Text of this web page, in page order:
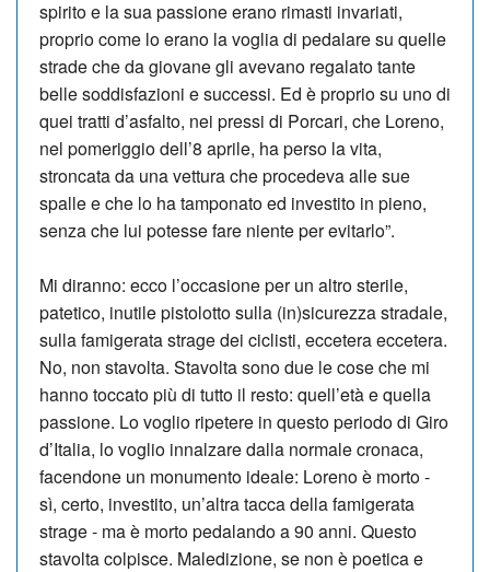
spirito e la sua passione erano rimasti invariati,
proprio come lo erano la voglia di pedalare su quelle
strade che da giovane gli avevano regalato tante
belle soddisfazioni e successi. Ed è proprio su uno di
quei tratti d’asfalto, nei pressi di Porcari, che Loreno,
nel po­meriggio dell’8 aprile, ha per­so la vita,
stroncata da una vettura che procedeva alle sue
spalle e che lo ha tam­ponato ed investito in pieno,
senza che lui potesse fare niente per evitarlo”.
Mi diranno: ecco l’occasione per un altro sterile,
patetico, inutile pistolotto sulla (in)sicurezza stradale,
sulla fa­migerata strage dei ciclisti, eccetera eccetera.
No, non stavolta. Stavolta sono due le cose che mi
hanno toccato più di tutto il resto: quell’età e quella
passione. Lo voglio ripetere in questo periodo di Giro
d’Italia, lo voglio innalzare dalla normale cronaca,
facendone un monumento ideale: Loreno è morto -
sì, cer­to, investito, un’altra tac­ca della famigerata
strage - ma è morto pedalando a 90 anni. Que­sto
stavolta colpisce. Ma­ledizione, se non è poetica e